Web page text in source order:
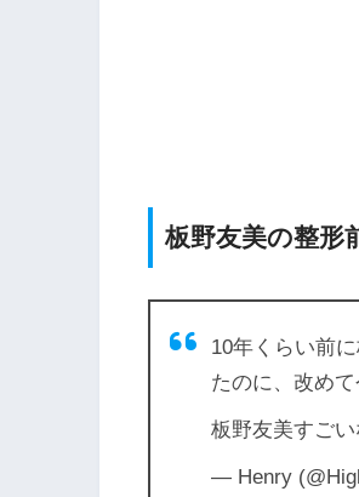
板野友美の整形
10年くらい前
たのに、改め
板野友美すご
— Henry